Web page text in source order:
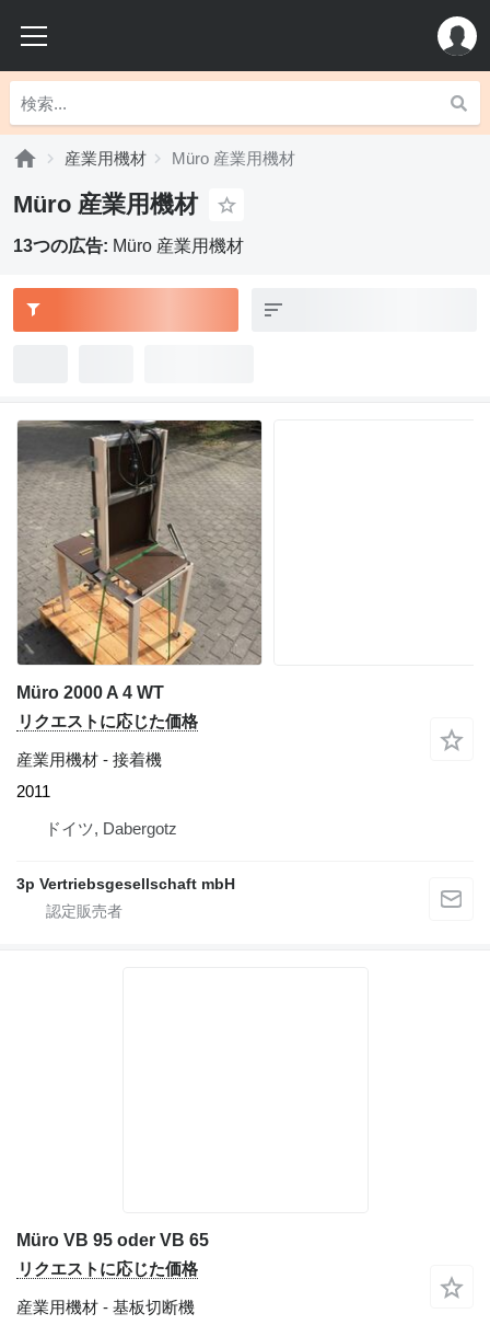
産業用機材 Müro 産業用機材
Müro 産業用機材
13つの広告: Müro 産業用機材
Müro 2000 A 4 WT
リクエストに応じた価格
産業用機材 - 接着機
2011
ドイツ, Dabergotz
3p Vertriebsgesellschaft mbH
Müro VB 95 oder VB 65
リクエストに応じた価格
産業用機材 - 基板切断機